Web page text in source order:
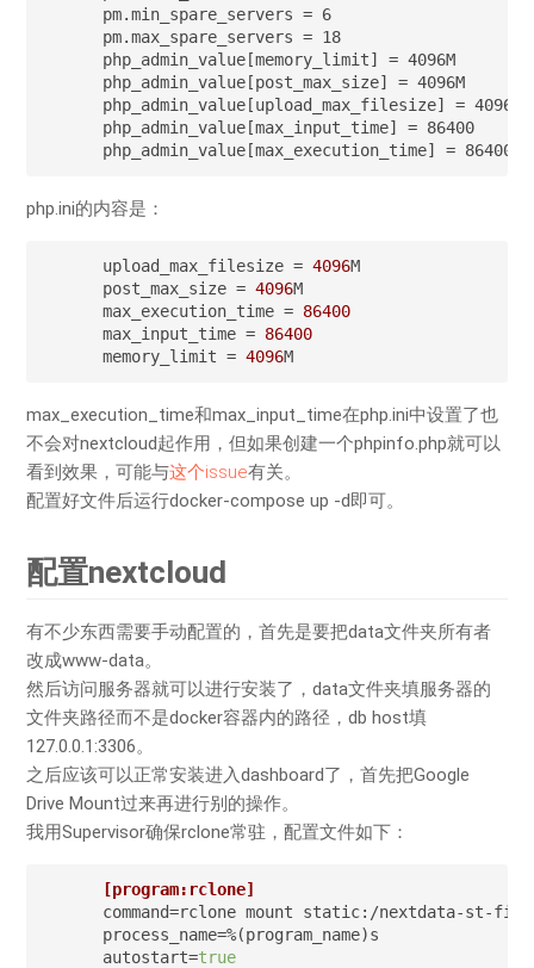
pm.min_spare_servers = 6
pm.max_spare_servers = 18
php_admin_value[memory_limit] = 4096M
php_admin_value[post_max_size] = 4096M
php_admin_value[upload_max_filesize] = 4096M
php_admin_value[max_input_time] = 86400
php_admin_value[max_execution_time] = 86400
php.ini的内容是：
upload_max_filesize = 4096 M
post_max_size = 4096 M
max_execution_time = 86400
max_input_time = 86400
memory_limit = 4096M
max_execution_time和max_input_time在php.ini中设置了也
不会对nextcloud起作用，但如果创建一个phpinfo.php就可以
看到效果，可能与这个issue有关。
配置好文件后运行docker-compose up -d即可。
配置nextcloud
有不少东西需要手动配置的，首先是要把data文件夹所有者
改成www-data。
然后访问服务器就可以进行安装了，data文件夹填服务器的
文件夹路径而不是docker容器内的路径，db host填
127.0.0.1:3306。
之后应该可以正常安装进入dashboard了，首先把Google
Drive Mount过来再进行别的操作。
我用Supervisor确保rclone常驻，配置文件如下：
[program:rclone]
command=rclone mount static:/nextdata-st-
process_name
autostart=true